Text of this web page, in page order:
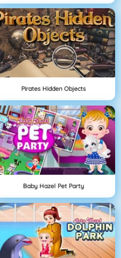
Pirates Hidden Objects
Baby Hazel Pet Party